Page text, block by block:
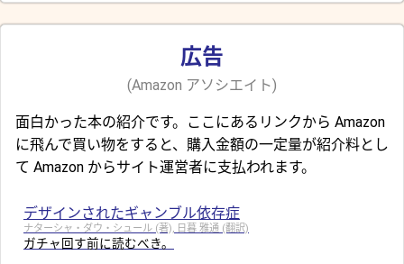
広告
(Amazon アソシエイト)
面白かった本の紹介です。ここにあるリンクから Amazon
に飛んで買い物をすると、購入金額の一定量が紹介料とし
て Amazon からサイト運営者に支払われます。
デザインされたギャンブル依存症
ナターシャ・ダウ・シュール (著), 日暮 雅通 (翻訳)
ガチャ回す前に読むべき。